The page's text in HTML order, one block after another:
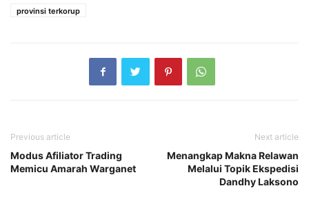
provinsi terkorup
Previous article
Modus Afiliator Trading
Memicu Amarah Warganet
Next article
Menangkap Makna Relawan
Melalui Topik Ekspedisi
Dandhy Laksono